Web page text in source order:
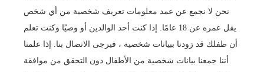
نحن لا نجمع عن عمد معلومات تعريف شخصية من أي شخص
يقل عمره عن 18 عامًا. إذا كنت أحد الوالدين أو وصيًا وكنت تعلم
أن طفلك قد زودنا ببيانات شخصية ، فيرجى الاتصال بنا. إذا علمنا
أننا جمعنا بيانات شخصية من الأطفال دون التحقق من موافقة